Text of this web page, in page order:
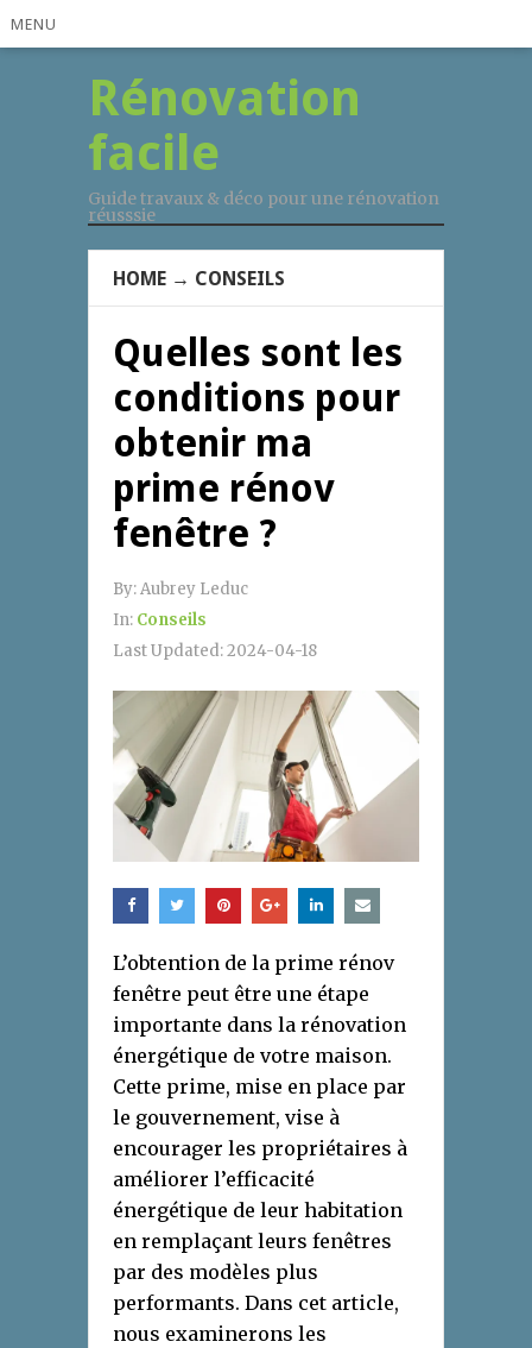
MENU
Rénovation
facile
Guide travaux & déco pour une rénovation
réusssie
HOME → CONSEILS
Quelles sont les
conditions pour
obtenir ma
prime rénov
fenêtre ?
By:Aubrey Leduc
In: Conseils
Last Updated:2024-04-18
L’obtention de la prime rénov
fenêtre peut être une étape
importante dans la rénovation
énergétique de votre maison.
Cette prime, mise en place par
le gouvernement, vise à
encourager les propriétaires à
améliorer l’efficacité
énergétique de leur habitation
en remplaçant leurs fenêtres
par des modèles plus
performants. Dans cet article,
nous examinerons les